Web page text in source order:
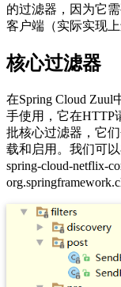
的过滤器，因为它
客户端（实际实现
核心过滤器
在Spring Cloud
手使用，它在HTTP
批核心过滤器，它
载和启用。我们可
spring-cloud-netflix-